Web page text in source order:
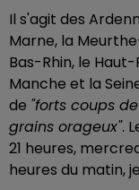
Il s'agit des
Marne, la
Bas-Rhin, le Haut-
Manche et la
de "forts coups
grains orageux".
21 heures,
heures du matin,